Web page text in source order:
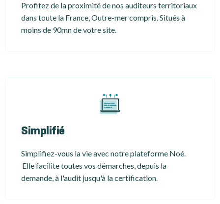
Profitez de la proximité de nos auditeurs territoriaux
dans toute la France, Outre-mer compris. Situés à
moins de 90mn de votre site.
Simplifié
Simplifiez-vous la vie avec notre plateforme Noé.
Elle facilite toutes vos démarches, depuis la
demande, à l'audit jusqu'à la certification.